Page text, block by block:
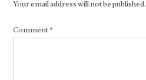
Your email address will not be published.
Comment*